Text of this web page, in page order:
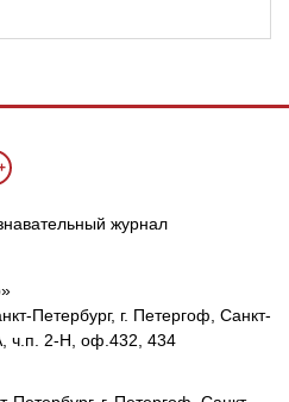
журнал
Петербург, г. Петергоф, Санкт-
ч.п. 2-Н, оф.432, 434